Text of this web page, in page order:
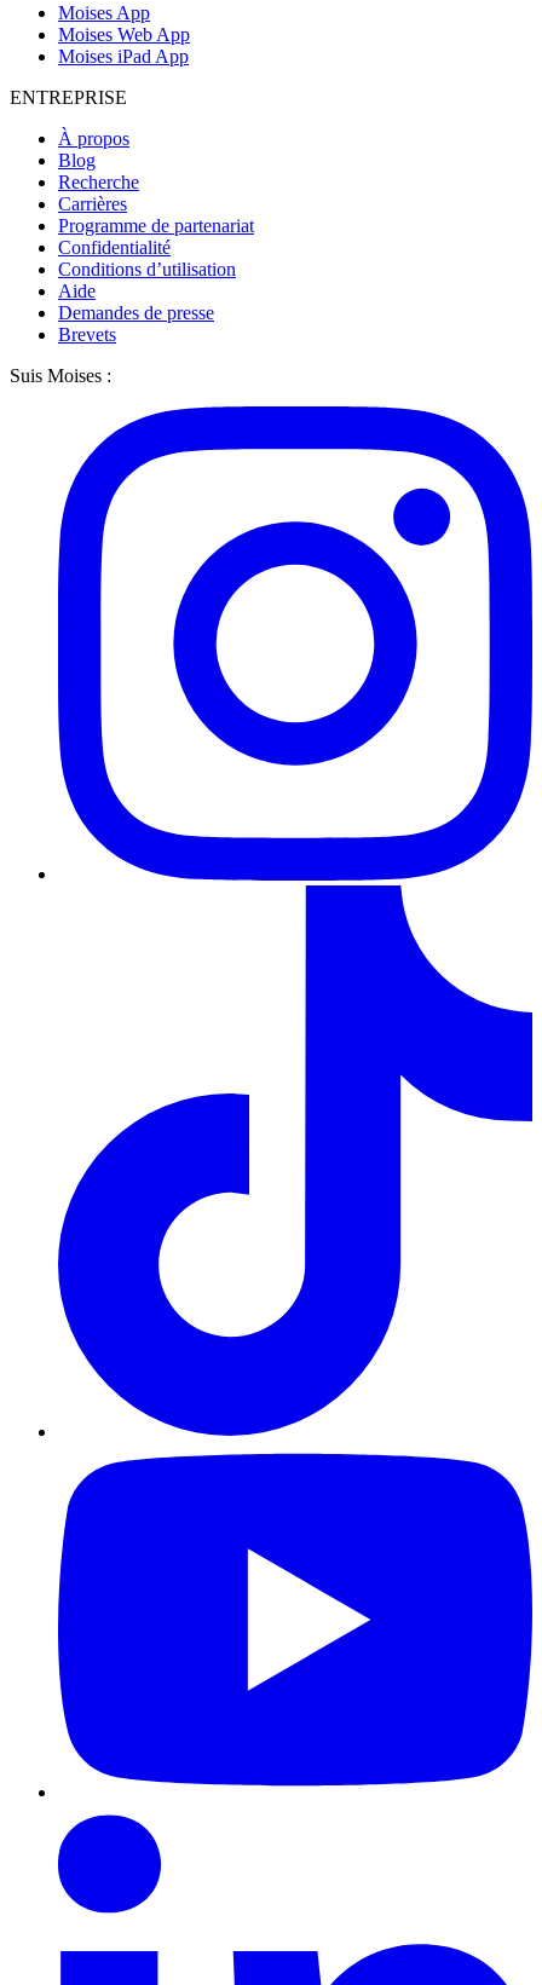
Moises App
Moises Web App
Moises iPad App
ENTREPRISE
À propos
Blog
Recherche
Carrières
Programme de partenariat
Confidentialité
Conditions d’utilisation
Aide
Demandes de presse
Brevets
Suis Moises :